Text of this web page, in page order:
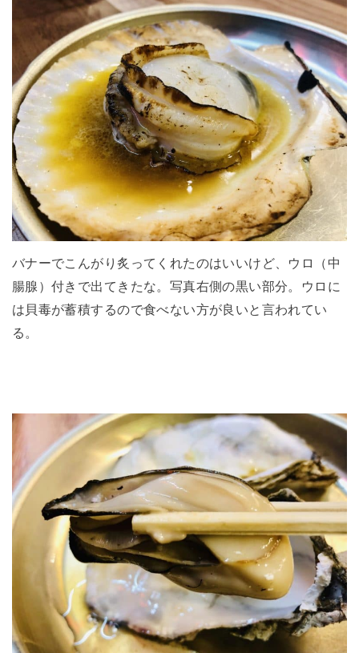
バナーでこんがり炙ってくれたのはいいけど、ウロ（中
腸腺）付きで出てきたな。写真右側の黒い部分。ウロに
は貝毒が蓄積するので食べない方が良いと言われてい
る。